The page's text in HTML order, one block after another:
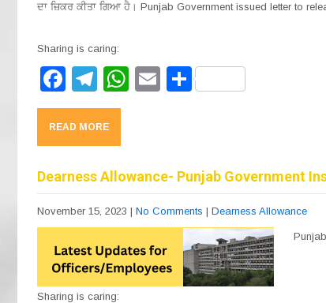
ਦਾ ਜ਼ਿਕਰ ਕੀਤਾ ਗਿਆ ਹੈ। Punjab Government issued letter to
Sharing is caring:
F
a
c
e
b
o
o
k
T
el
e
gr
a
m
W
A
p
p
E S
READ MORE
Dearness Allowance- Punjab Government
November 15, 2023 | No Comments | Dearness Allowance
Sharing is caring: